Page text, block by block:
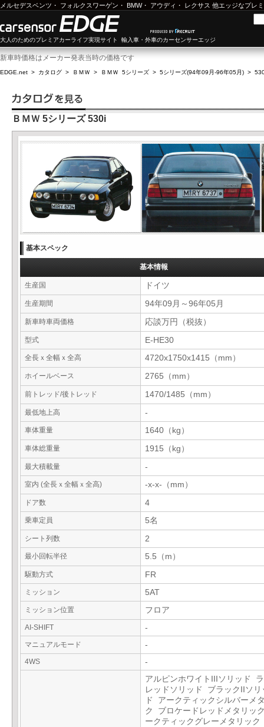
メルセデスベンツ ・ フォルクスワーゲン ・ BMW・ アウディ ・ レクサス 他エッジなプレ
大人のためのプレミアカーライフ実現サイト 輸入車・外車のカーセンサーエッジ
新車時価格はメーカー発表当時の価格です
EDGE.net > カタログ > ＢＭＷ > ＢＭＷ 5シリーズ > 5シリーズ(94年09月-96年05月) >
ＢＭＷ 5シリーズ 530i
基本スペック
基本情報
生産国 ドイツ
生産期間 94年09月～96年05月
新車時車両価格 応談万円（税抜）
型式 E-HE30
全長ｘ全幅ｘ全高 4720x1750x1415（mm）
ホイールベース 2765（mm）
前トレッド/後トレッド 1470/1485（mm）
最低地上高 -
車体重量 1640（kg）
車体総重量 1915（kg）
最大積載量 -
室内 (全長ｘ全幅ｘ全高) -x-x-（mm）
ドア数 4
乗車定員 5名
シート列数 2
最小回転半径 5.5（m）
駆動方式 FR
ミッション 5AT
ミッション位置 フロア
AI-SHIFT -
マニュアルモード -
4WS -
アルピンホワイトIIIソリッド
レッドソリッド ブラックIIソリ
ド アークティックシルバーメ
ク ブロケードレッドメタリッ
ークティックグレーメタリッ